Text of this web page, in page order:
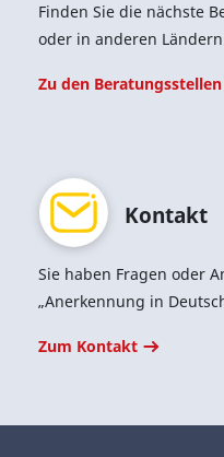
Finden Sie die nächste
oder in anderen
Zu den Beratungsstellen
Kon­takt
Sie haben Fragen oder
„Anerkennung in
Zum Kontakt